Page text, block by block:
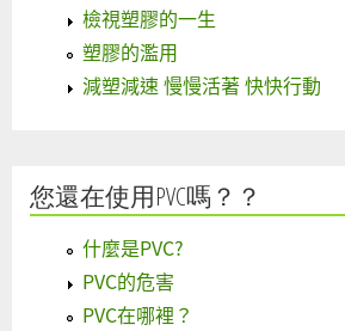
檢視塑膠的一生
塑膠的濫用
減塑減速 慢慢活著 快快行動
您還在使用PVC嗎？？
什麼是PVC?
PVC的危害
PVC在哪裡？